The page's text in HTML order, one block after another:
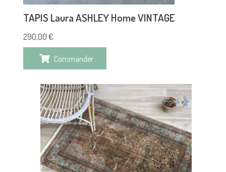
TAPIS Laura ASHLEY Home VINTAGE
290,00 €
Commander